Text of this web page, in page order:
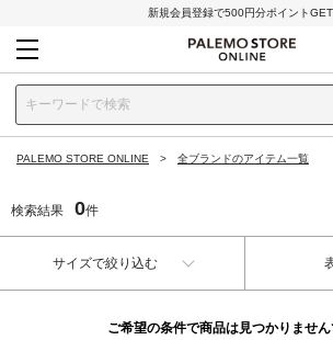
新規会員登録で500円分ポイントGET
PALEMO STORE ONLINE 全ブランドのアイテム一覧
検索結果 0件
サイズで絞り込む
ご希望の条件で商品は見つかりません